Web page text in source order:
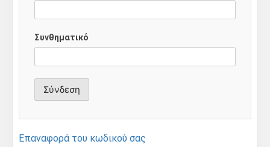
Συνθηματικό
Επαναφορά του κωδικού σας